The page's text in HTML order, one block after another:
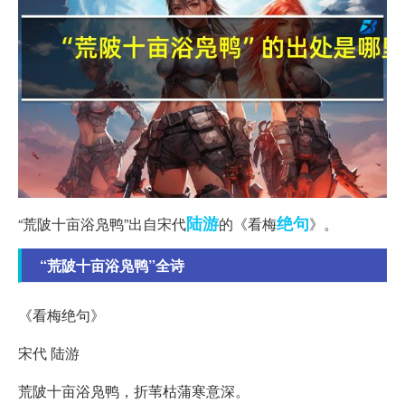
“荒陂十亩浴凫鸭”出自宋代陆游的《看梅绝句》。
“荒陂十亩浴凫鸭”全诗
《看梅绝句》
宋代 陆游
荒陂十亩浴凫鸭，折苇枯蒲寒意深。